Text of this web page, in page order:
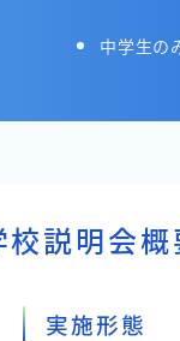
中学生の
校説明会概
実施形態